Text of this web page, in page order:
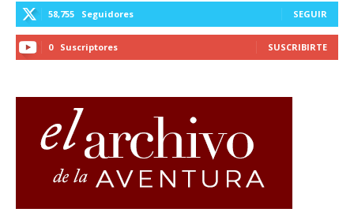
58,755 Seguidores SEGUIR
0 Suscriptores SUSCRIBIRTE